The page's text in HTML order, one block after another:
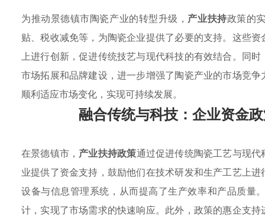
为推动景德镇市陶瓷产业的转型升级， 产业扶持政策的
贴、税收减免等，为陶瓷企业提供了必要的支持。这些
上进行创新，促进传统技艺与现代科技的有效结合。同
市场拓展和品牌建设，进一步增强了陶瓷产业的市场竞
顺利适应市场变化，实现可持续发展。
融合传统与科技：企业资金
在景德镇市， 产业扶持政策通过促进传统陶瓷工艺与现
业提供了资金支持，鼓励他们在技术研发和生产工艺上
设备与信息管理系统，从而提高了生产效率和产品质量
计，实现了市场需求的快速响应。此外，政策的惠企支